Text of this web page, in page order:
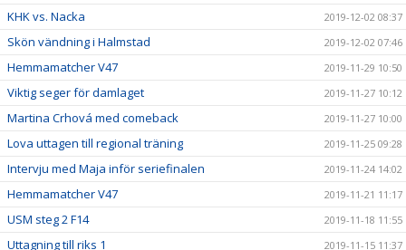
KHK vs. Nacka 2019-12-02 08:37
Skön vändning i Halmstad 2019-12-02 07:46
Hemmamatcher V47 2019-11-29 10:50
Viktig seger för damlaget 2019-11-27 10:12
Martina Crhová med comeback 2019-11-27 10:00
Lova uttagen till regional träning 2019-11-25 09:28
Intervju med Maja inför seriefinalen 2019-11-24 14:02
Hemmamatcher V47 2019-11-21 11:17
USM steg 2 F14 2019-11-18 11:55
Uttagning till riks 1 2019-11-15 11:37